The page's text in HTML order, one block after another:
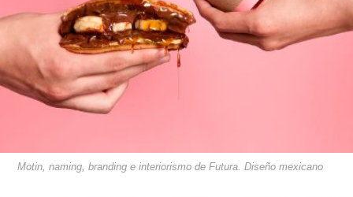
Motin, naming, branding e interiorismo de Futura. Diseño mexicano